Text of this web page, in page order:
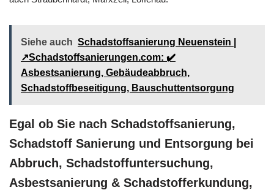
Siehe auch Schadstoffsanierung Neuenstein |
↗️Schadstoffsanierungen.com: ✔️
Asbestsanierung, Gebäudeabbruch,
Schadstoffbeseitigung, Bauschuttentsorgung
Egal ob Sie nach Schadstoffsanierung,
Schadstoff Sanierung und Entsorgung bei
Abbruch, Schadstoffuntersuchung,
Asbestsanierung & Schadstofferkundung,